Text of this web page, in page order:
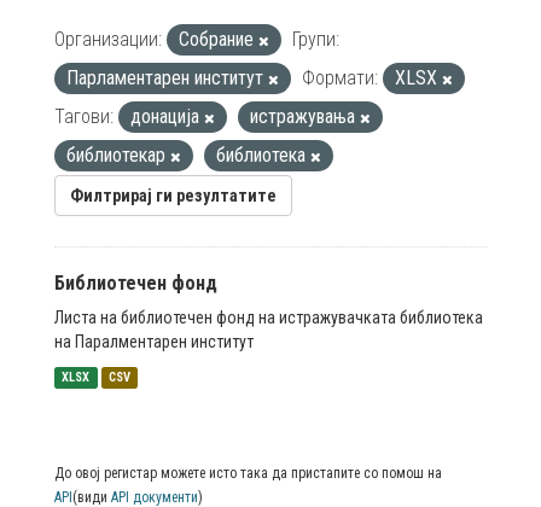
Организации: Собрание
Групи:
Парламентарен институт
Формати:
XLSX
Тагови:
донација
истражувања
библиотекар
библиотека
Филтрирај ги резултатите
Библиотечен фонд
Листа на библиотечен фонд на истражувачката библиотека
на Паралментарен институт
XLSX CSV
До овој регистар можете исто така да пристапите со помош на
API (види API документи)